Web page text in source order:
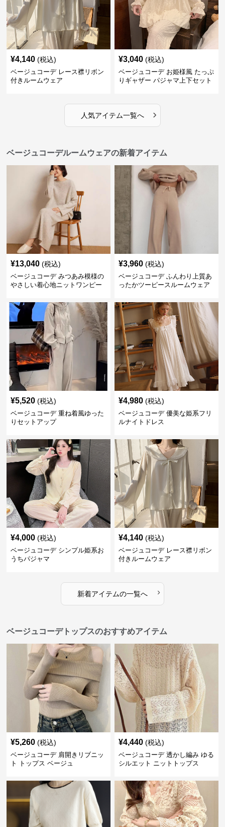
¥4,140 (税込)
ベージュコーデ レース襟リボン
付きルームウェア
¥3,040 (税込)
ベージュコーデ お姫様風 たっぷ
りギャザー パジャマ上下セット
人気アイテム一覧へ ›
ベージュコーデルームウェアの新着アイテム
¥13,040 (税込)
ベージュコーデ みつあみ模様の
やさしい着心地ニットワンピー
¥3,960 (税込)
ベージュコーデ ふんわり上質あ
ったかツーピースルームウェア
¥5,520 (税込)
ベージュコーデ 重ね着風ゆった
りセットアップ
¥4,980 (税込)
ベージュコーデ 優美な姫系フリ
ルナイトドレス
¥4,000 (税込)
ベージュコーデ シンプル姫系お
うちパジャマ
¥4,140 (税込)
ベージュコーデ レース襟リボン
付きルームウェア
新着アイテムの一覧へ ›
ベージュコーデトップスのおすすめアイテム
¥5,260 (税込)
ベージュコーデ 肩開きリブニッ
ト トップス ベージュ
¥4,440 (税込)
ベージュコーデ 透かし編み ゆる
シルエット ニットトップス